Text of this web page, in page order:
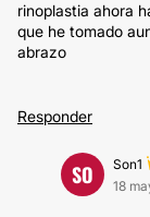
rinoplastia ahora
que he tomado
abrazo
Responder
SO
Son1
18